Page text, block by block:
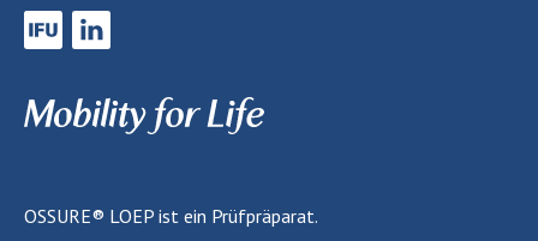
OSSURE® LOEP ist ein Prüfpräparat.